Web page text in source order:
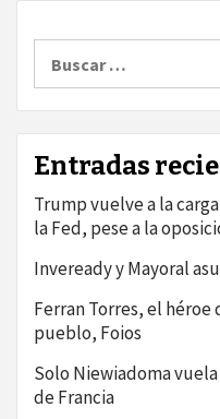
Entradas
Trump vuelve a la
la Fed, pese a la
Inveready y Mayoral
Ferran Torres, el héroe
pueblo, Foios
Solo Niewiadoma
de Francia